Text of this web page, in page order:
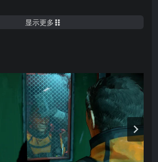
困难的选择，带有分支对话
科幻体验，充满紧张和戏剧性
选择取向都可能影响人类的未来
显示更多